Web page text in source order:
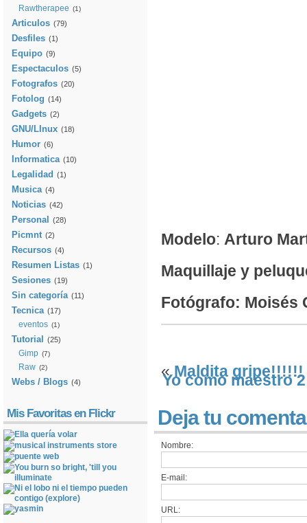
Modelo: Arturo
Maquillaje y
Fotógrafo: Moisés
«Maldita gripe!!!!!!
Yo como maestro
Deja tu
Nombre:
E-mail:
URL:
Rawtherapee (1)
Articulos (79)
Desfiles (1)
Equipo (9)
Espectaculos (5)
Fotografos (20)
Fotolog (14)
Gadgets (2)
GNU/LInux (18)
Humor (6)
Informatica (10)
Legalidad (1)
Musica (4)
Noticias (42)
Personal (28)
Picmnt (2)
Recursos (4)
Resumen Listas (1)
Sesiones (19)
Sin categoría (11)
Tecnica (17)
eventos (1)
Tutorial (25)
Gimp (7)
Raw (2)
Webs / Blogs (4)
Mis Favoritas en Flickr